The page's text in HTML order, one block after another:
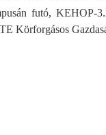
futó, KEHOP-
Körforgásos